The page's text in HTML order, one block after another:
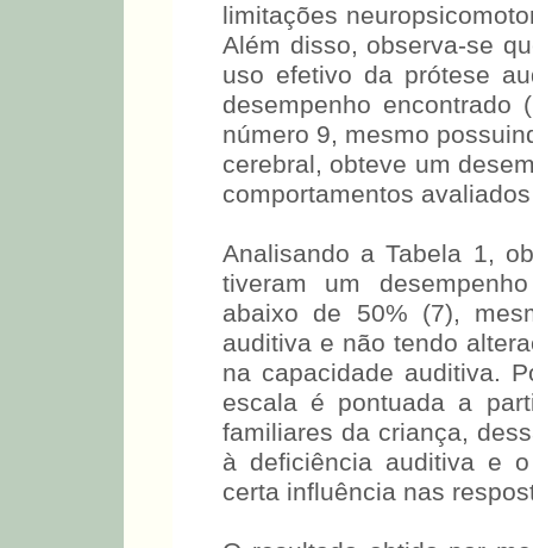
Os pacientes 5 e 9,
limitações
Além disso, observa-se
uso efetivo da prótese
desempenho encontrado
número 9, mesmo
cerebral, obteve um
Analisando a Tabela 1,
tiveram um
abaixo de 50% (7),
auditiva e não tendo
na capacidade auditiva.
escala é pontuada a
familiares da criança,
à deficiência auditiva e